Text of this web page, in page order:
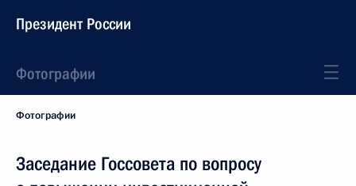
Президент России
Фотографии
Фотографии
Заседание Госсовета по вопросу